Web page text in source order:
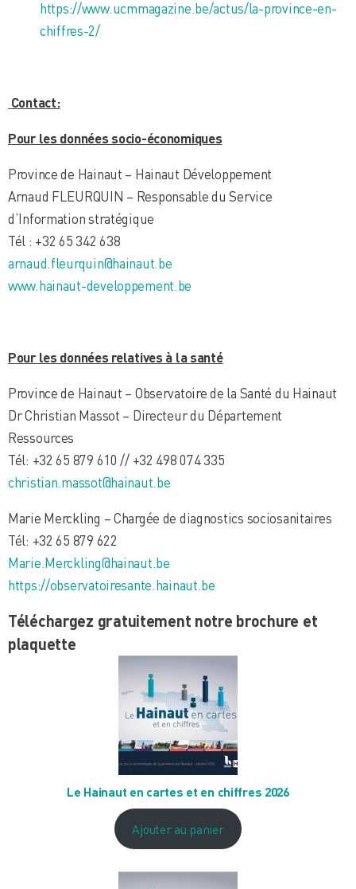
https://www.ucmmagazine.be/actus/la-province-en-
chiffres-2/
Contact:
Pour les données socio-économiques
Province de Hainaut – Hainaut Développement
Arnaud FLEURQUIN – Responsable du Service
d’Information stratégique
Tél : +32 65 342 638
arnaud.fleurquin@hainaut.be
www.hainaut-developpement.be
Pour les données relatives à la santé
Province de Hainaut – Observatoire de la Santé du Hainaut
Dr Christian Massot – Directeur du Département
Ressources
Tél: +32 65 879 610 // +32 498 074 335
christian.massot@hainaut.be
Marie Merckling – Chargée de diagnostics sociosanitaires
Tél: +32 65 879 622
Marie.Merckling@hainaut.be
https://observatoiresante.hainaut.be
Téléchargez gratuitement notre brochure et
plaquette
Le Hainaut en cartes et en chiffres 2026
Ajouter au panier